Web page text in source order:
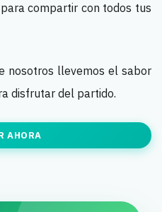
compartir con todos tus
nosotros llevemos el sabor
disfrutar del partido.
AHORA